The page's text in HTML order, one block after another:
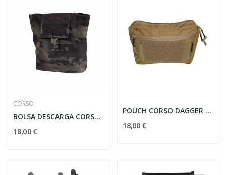
CORSO
BOLSA DESCARGA CORSO DAGGER MK1 MULTICAM BLACK
18,00 €
POUCH CORSO DAGGER UTILITY MK5 COYOTE
18,00 €